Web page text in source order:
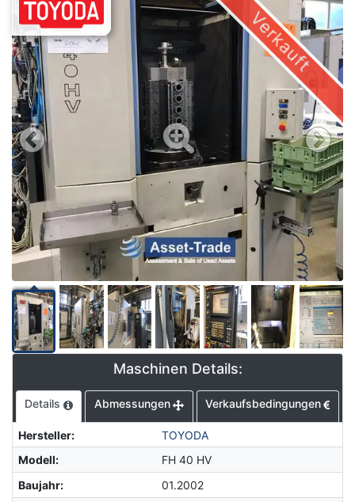
Verkauft
Maschinen Details:
Details Abmessungen Verkaufsbedingungen
Hersteller:
TOYODA
Modell:
FH 40 HV
Baujahr:
01.2002